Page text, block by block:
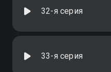
32-я серия
33-я серия